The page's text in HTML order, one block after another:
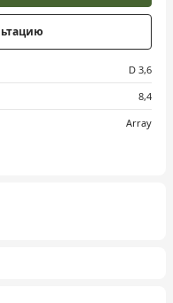
D 3,6
8,4
Array